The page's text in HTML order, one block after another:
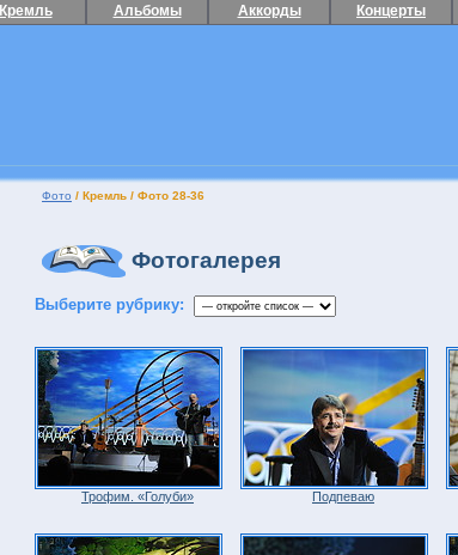
Кремль Альбомы Аккорды Концерты
Фото / Кремль / Фото 28-36
Фотогалерея
Выберите рубрику:
Трофим. «Голуби» Подпеваю